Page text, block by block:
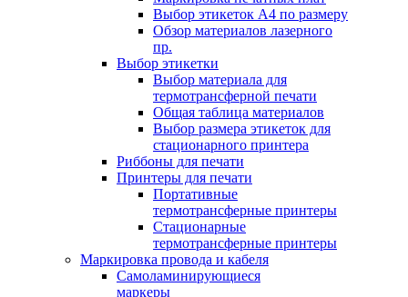
Выбор этикеток А4 по размеру
Обзор материалов лазерного
пр.
Выбор этикетки
Выбор материала для
термотрансферной печати
Общая таблица материалов
Выбор размера этикеток для
стационарного принтера
Риббоны для печати
Принтеры для печати
Портативные
термотрансферные принтеры
Стационарные
термотрансферные принтеры
Маркировка провода и кабеля
Самоламинирующиеся
маркеры